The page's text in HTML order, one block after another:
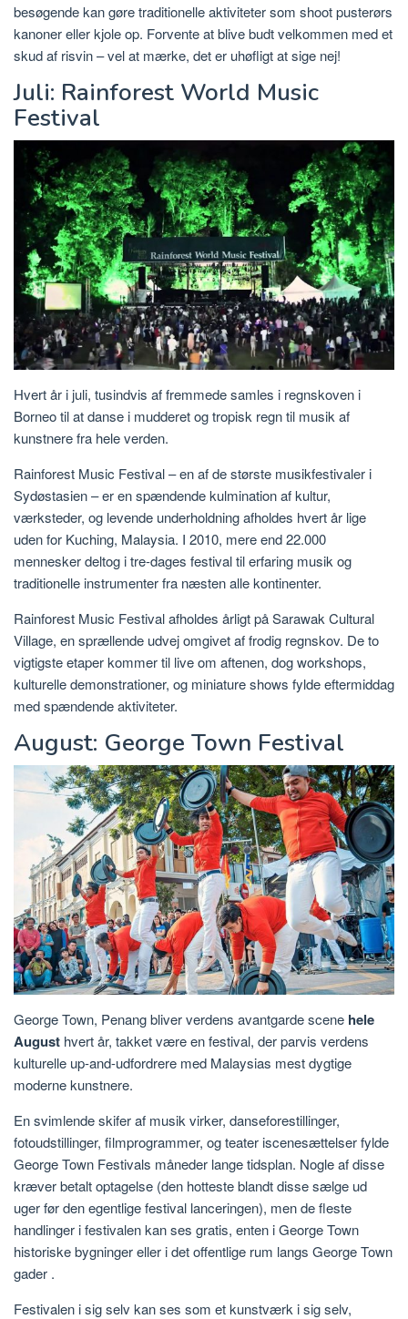
besøgende kan gøre traditionelle aktiviteter som shoot pusterørs
kanoner eller kjole op. Forvente at blive budt velkommen med et
skud af risvin – vel at mærke, det er uhøfligt at sige nej!
Juli: Rainforest World Music
Festival
Hvert år i juli, tusindvis af fremmede samles i regnskoven i
Borneo til at danse i mudderet og tropisk regn til musik af
kunstnere fra hele verden.
Rainforest Music Festival – en af ​​de største musikfestivaler i
Sydøstasien – er en spændende kulmination af kultur,
værksteder, og levende underholdning afholdes hvert år lige
uden for Kuching, Malaysia. I 2010, mere end 22.000
mennesker deltog i tre-dages festival til erfaring musik og
traditionelle instrumenter fra næsten alle kontinenter.
Rainforest Music Festival afholdes årligt på Sarawak Cultural
Village, en sprællende udvej omgivet af frodig regnskov. De to
vigtigste etaper kommer til live om aftenen, dog workshops,
kulturelle demonstrationer, og miniature shows fylde eftermiddag
med spændende aktiviteter.
August: George Town Festival
George Town, Penang bliver verdens avantgarde scene hele
August hvert år, takket være en festival, der parvis verdens
kulturelle up-and-udfordrere med Malaysias mest dygtige
moderne kunstnere.
En svimlende skifer af musik virker, danseforestillinger,
fotoudstillinger, filmprogrammer, og teater iscenesættelser fylde
George Town Festivals måneder lange tidsplan. Nogle af disse
kræver betalt optagelse (den hotteste blandt disse sælge ud
uger før den egentlige festival lanceringen), men de fleste
handlinger i festivalen kan ses gratis, enten i George Town
historiske bygninger eller i det offentlige rum langs George Town
gader .
Festivalen i sig selv kan ses som et kunstværk i sig selv,